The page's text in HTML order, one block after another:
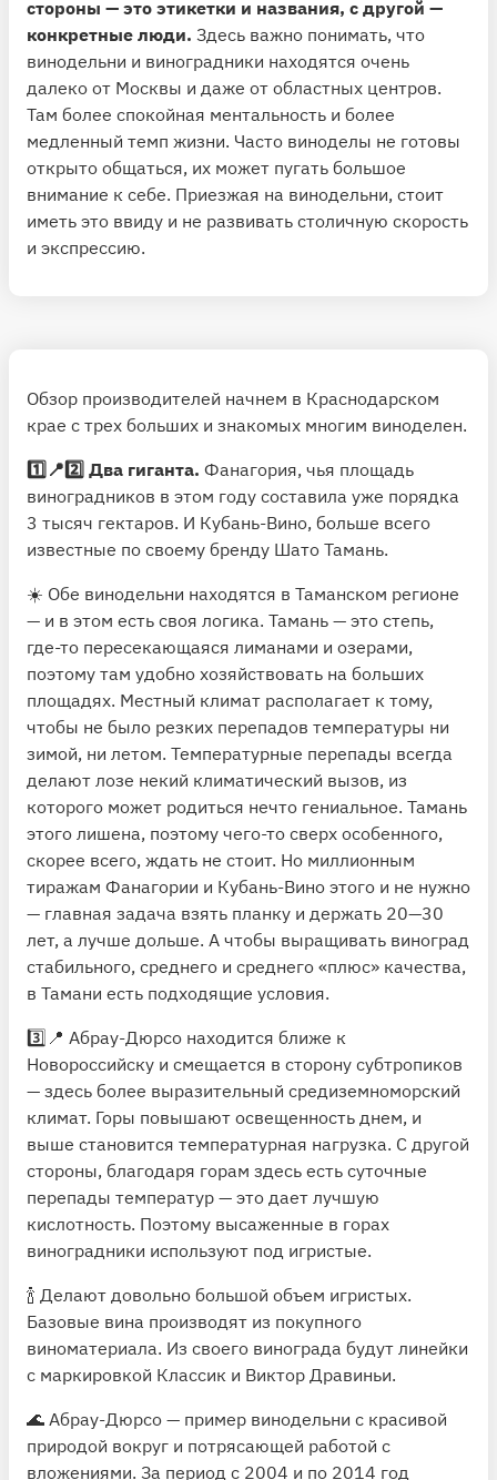
стороны — это этикетки и названия, с другой —
конкретные люди. Здесь важно понимать, что
винодельни и виноградники находятся очень
далеко от Москвы и даже от областных центров.
Там более спокойная ментальность и более
медленный темп жизни. Часто виноделы не готовы
открыто общаться, их может пугать большое
внимание к себе. Приезжая на винодельни, стоит
иметь это ввиду и не развивать столичную скорость
и экспрессию.
Обзор производителей начнем в Краснодарском
крае с трех больших и знакомых многим виноделен.
1️⃣📍2️⃣ Два гиганта. Фанагория, чья площадь
виноградников в этом году составила уже порядка
3 тысяч гектаров. И Кубань-Вино, больше всего
известные по своему бренду Шато Тамань.
☀️ Обе винодельни находятся в Таманском регионе
— и в этом есть своя логика. Тамань — это степь,
где-то пересекающаяся лиманами и озерами,
поэтому там удобно хозяйствовать на больших
площадях. Местный климат располагает к тому,
чтобы не было резких перепадов температуры ни
зимой, ни летом. Температурные перепады всегда
делают лозе некий климатический вызов, из
которого может родиться нечто гениальное. Тамань
этого лишена, поэтому чего-то сверх особенного,
скорее всего, ждать не стоит. Но миллионным
тиражам Фанагории и Кубань-Вино этого и не нужно
— главная задача взять планку и держать 20—30
лет, а лучше дольше. А чтобы выращивать виноград
стабильного, среднего и среднего «плюс» качества,
в Тамани есть подходящие условия.
3️⃣📍 Абрау-Дюрсо находится ближе к
Новороссийску и смещается в сторону субтропиков
— здесь более выразительный средиземноморский
климат. Горы повышают освещенность днем, и
выше становится температурная нагрузка. С другой
стороны, благодаря горам здесь есть суточные
перепады температур — это дает лучшую
кислотность. Поэтому высаженные в горах
виноградники используют под игристые.
🍾 Делают довольно большой объем игристых.
Базовые вина производят из покупного
виноматериала. Из своего винограда будут линейки
с маркировкой Классик и Виктор Дравиньи.
🌊 Абрау-Дюрсо — пример винодельни с красивой
природой вокруг и потрясающей работой с
вложениями. За период с 2004 и по 2014 год